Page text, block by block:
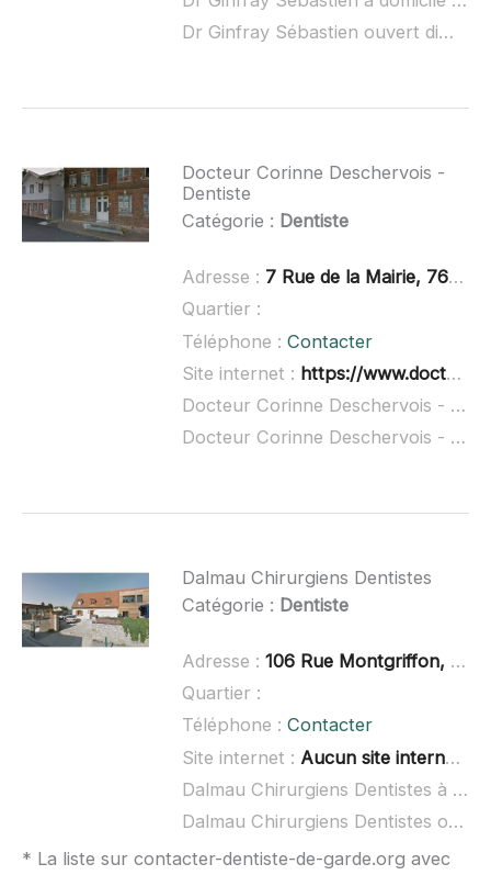
Dr Ginfray Sébastien ouvert dimanche :
Docteur Corinne Deschervois -
Dentiste
Catégorie : Dentiste
Adresse : 7 Rue de la Mairie, 76116 Blainville-Crevon
Quartier :
Téléphone : Contacter
Site internet : https://www.doctolib.fr/dentiste/blainville-crevon/corinne-deschervois
Docteur Corinne Deschervois - Dentiste à domicile :
Docteur Corinne Deschervois - Dentiste ouvert dimanche :
Dalmau Chirurgiens Dentistes
Catégorie : Dentiste
Adresse : 106 Rue Montgriffon, 60110 Amblainville
Quartier :
Téléphone : Contacter
Site internet : Aucun site internet connu
Dalmau Chirurgiens Dentistes à domicile :
Dalmau Chirurgiens Dentistes ouvert dimanche :
* La liste sur contacter-dentiste-de-garde.org avec